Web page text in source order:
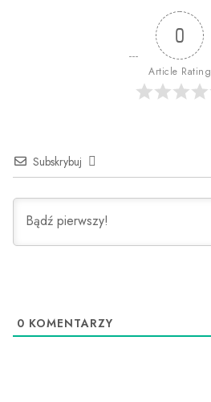
0
Article Rating
Subskrybuj
0 KOMENTARZY